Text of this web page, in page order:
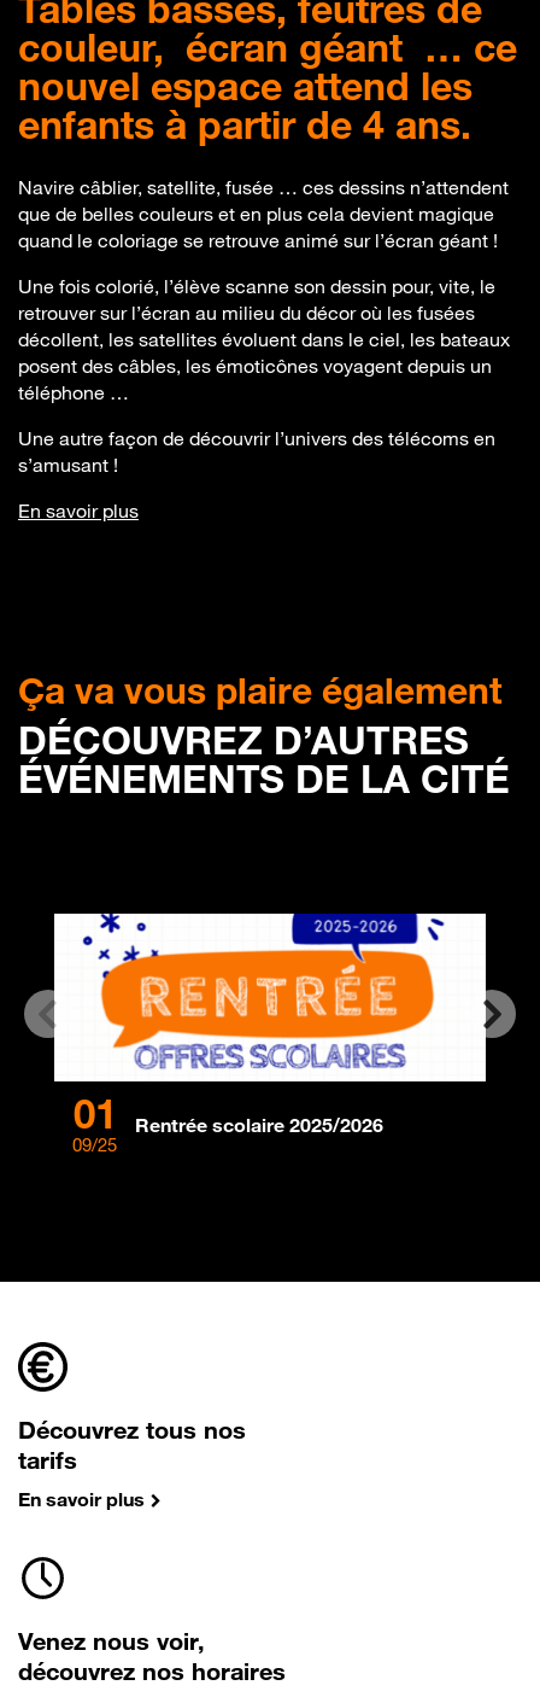
couleur, écran géant … ce
nouvel espace attend les
enfants à partir de 4 ans.
Navire câblier, satellite, fusée … ces dessins n’attendent
que de belles couleurs et en plus cela devient magique
quand le coloriage se retrouve animé sur l’écran géant !
Une fois colorié, l’élève scanne son dessin pour, vite, le
retrouver sur l’écran au milieu du décor où les fusées
décollent, les satellites évoluent dans le ciel, les bateaux
posent des câbles, les émoticônes voyagent depuis un
téléphone …
Une autre façon de découvrir l’univers des télécoms en
s’amusant !
En savoir plus
Ça va vous plaire également
DÉCOUVREZ D’AUTRES
ÉVÉNEMENTS DE LA CITÉ
01
09/25
Rentrée scolaire 2025/2026
Découvrez tous nos
tarifs
En savoir plus
Venez nous voir,
découvrez nos horaires